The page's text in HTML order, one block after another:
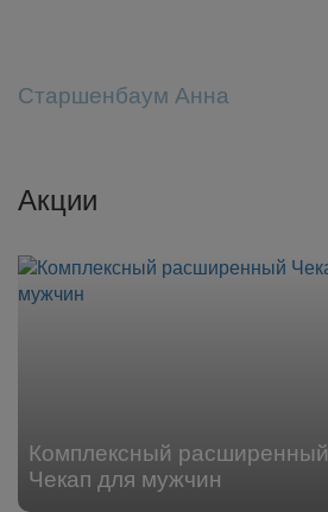
Старшенбаум Анна
Акции
Комплексный расширенный
Чекап для мужчин